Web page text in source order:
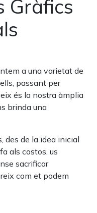
Gràfics
a una varietat de
passant per
és la nostra àmplia
brinda una
des de la idea inicial
als costos, us
sacrificar
com et podem